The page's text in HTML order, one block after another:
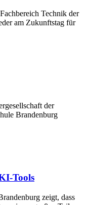
Technik der
am Zukunftstag für
der
Brandenburg
Tools
zeigt, dass